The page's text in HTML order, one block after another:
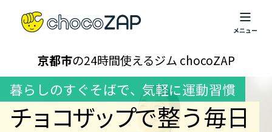
京都市の24時間使えるジム chocoZAP
暮らしのすぐそばで、 気軽に運動習慣
チョコザップで整う毎日